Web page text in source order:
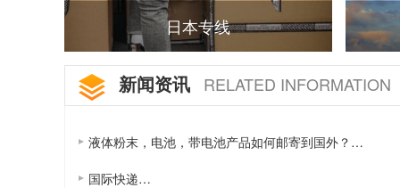
日本专线
新闻资讯 RELATED INFORMATION
液体粉末，电池，带电池产品如何邮寄到国外？…
国际快递…